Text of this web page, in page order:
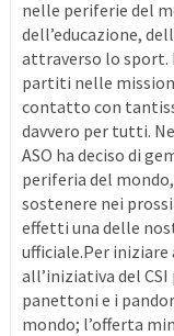
nelle periferie del
dell’educazione,
attraverso lo sport.
partiti nelle
contatto con
davvero per tutti.
ASO ha deciso di
periferia del
sostenere nei
effetti una delle
ufficiale.Per
all’iniziativa del
panettoni e i
mondo; l’offerta